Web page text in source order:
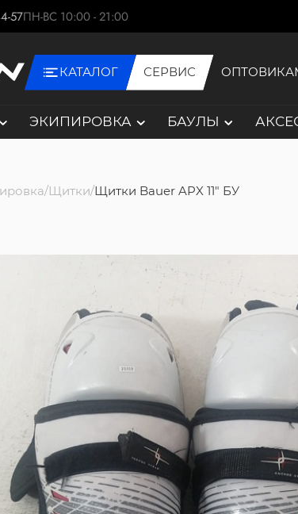
57ПН-ВС 10:00 - 21:00
КАТАЛОГ СЕРВИС
ЭКИПИРОВКА БАУЛЫ
Щитки Щитки Bauer APX 11" БУ